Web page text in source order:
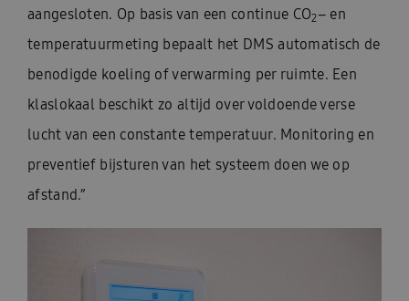
aangesloten. Op basis van een continue CO2– en
temperatuurmeting bepaalt het DMS automatisch de
benodigde koeling of verwarming per ruimte. Een
klaslokaal beschikt zo altijd over voldoende verse
lucht van een constante temperatuur. Monitoring en
preventief bijsturen van het systeem doen we op
afstand.”